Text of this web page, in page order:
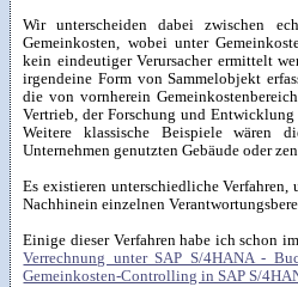
Wir unterscheiden dabei zwischen
Gemeinkosten, wobei unter
kein eindeutiger Verursacher ermittelt
irgendeine Form von Sammelobjekt
die von vornherein
Vertrieb, der Forschung und
Weitere klassische Beispiele wären
Unternehmen genutzten Gebäude oder
Es existieren unterschiedliche
Nachhinein einzelnen
Einige dieser Verfahren habe ich schon
Verrechnung unter SAP S/4HANA -
Gemeinkosten-Controlling in SAP S/